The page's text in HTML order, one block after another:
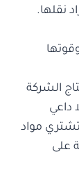
نقلها.
الشركة
داعي
تشتري مواد
على